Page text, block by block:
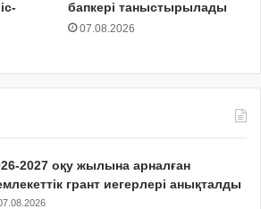
бапкері таныстырылады
07.08.2026
2027 оқу жылына арналған
грант иегерлері анықталды